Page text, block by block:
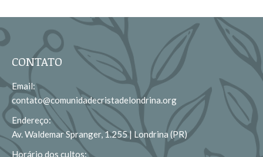
CONTATO
Email:
contato@comunidadecristadelondrina.org
Endereço:
Av. Waldemar Spranger, 1.255 | Londrina (PR)
Horário dos cultos: